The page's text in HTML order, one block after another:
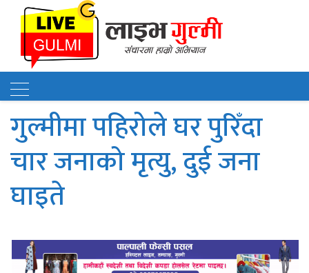
गुल्मीमा पहिरोले घर पुरिँदा
चार जनाको मृत्यु, दुई जना
घाइते